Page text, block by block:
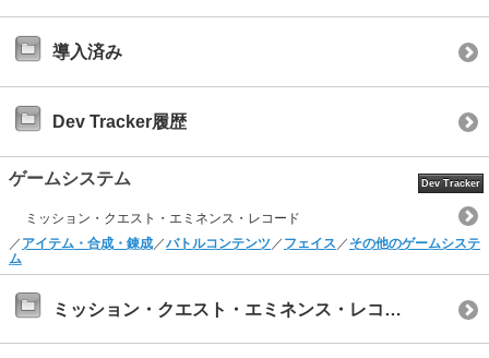
導入済み
Dev Tracker履歴
ゲームシステム Dev Tracker
ミッション・クエスト・エミネンス・レコード
／ アイテム・合成・錬成 ／バトルコンテンツ ／ フェイス ／ その他のゲームシステ
ム
ミッション・クエスト・エミネンス・レコード